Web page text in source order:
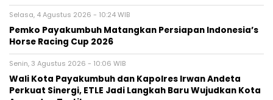
Selasa, 4 Agustus 2026 - 10:24 WIB
Pemko Payakumbuh Matangkan Persiapan Indonesia’s
Horse Racing Cup 2026
Senin, 3 Agustus 2026 - 10:06 WIB
Wali Kota Payakumbuh dan Kapolres Irwan Andeta
Perkuat Sinergi, ETLE Jadi Langkah Baru Wujudkan Kota